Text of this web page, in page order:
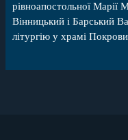
рівноапостольної Марії
Вінницький і Барський
літургію у храмі
Терешки Барського